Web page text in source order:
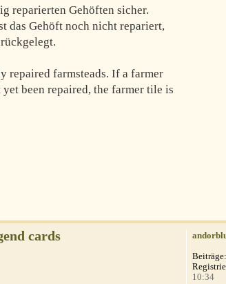
reparierten Gehöften sicher.
das Gehöft noch nicht repariert,
repaired farmsteads. If a farmer
been repaired, the farmer tile is
cards
Beiträge:
10:34